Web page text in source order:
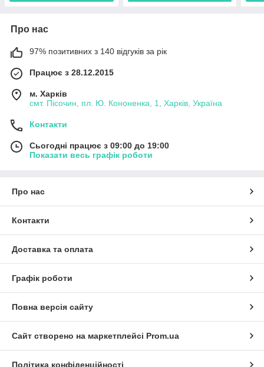
Про нас
97% позитивних з 140 відгуків за рік
Працює з 28.12.2015
м. Харків
смт. Пісочин, пл. Ю. Кононенка, 1, Харків, Україна
Контакти
Сьогодні працює з 09:00 до 19:00
Показати весь графік роботи
Про нас
Контакти
Доставка та оплата
Графік роботи
Повна версія сайту
Сайт створено на маркетплейсі Prom.ua
Політика конфіденційності